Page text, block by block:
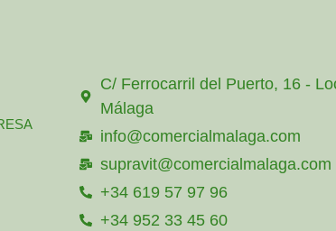
C/ Ferrocarril del Puerto, 16 -
Málaga
info@comercialmalaga.com
supravit@comercialmalaga.com
+34 619 57 97 96
+34 952 33 45 60